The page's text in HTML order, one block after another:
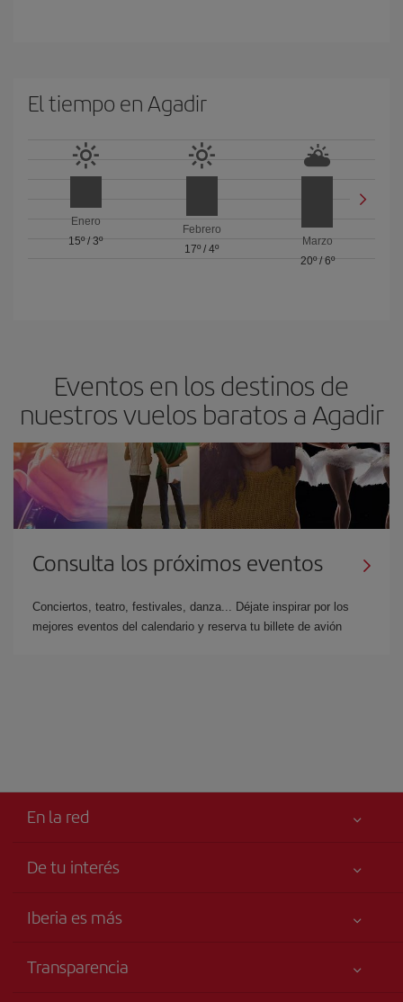
El tiempo en Agadir
Enero
15º/3º
Febrero
17º / 4º
Marzo
20º/ 6º
Eventos en los destinos de
nuestros vuelos baratos a Agadir
Consulta los próximos eventos
Conciertos, teatro, festivales, danza... Déjate inspirar por los
mejores eventos del calendario y reserva tu billete de avión
En la red
De tu interés
Tu seguridad es lo primero
Iberia es más
Talento a bordo
Transparencia